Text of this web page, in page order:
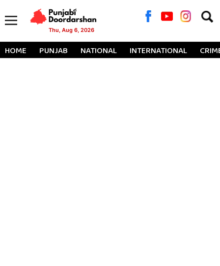
Thu, Aug 6, 2026
for:
HOME PUNJAB NATIONAL INTERNATIONAL